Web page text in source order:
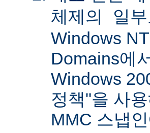
체제의 일
Windows
Domains에
Windows
정책"을 사
MMC 스냅